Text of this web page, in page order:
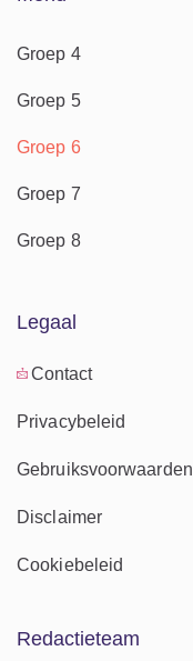
Groep 4
Groep 5
Groep 6
Groep 7
Groep 8
Legaal
Contact
Privacybeleid
Gebruiksvoorwaarden
Disclaimer
Cookiebeleid
Redactieteam